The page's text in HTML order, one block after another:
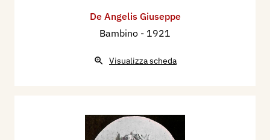
De Angelis Giuseppe
Bambino - 1921
Visualizza scheda